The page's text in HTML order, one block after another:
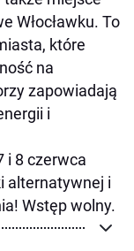
Włocławku. To
które
na
zapowiadają
i
i 8 czerwca
alternatywnej i
Wstęp wolny.